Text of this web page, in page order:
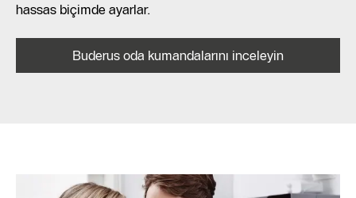
hassas biçimde ayarlar.
Buderus oda kumandalarını inceleyin